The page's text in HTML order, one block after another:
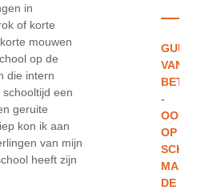
in
of korte
mouwen
op de
die intern
een
geruite
kon ik aan
van mijn
heeft zijn
GUUS
VAN
BETTEN
-
OOK
OP
SCHOOL
MAKEN
DE